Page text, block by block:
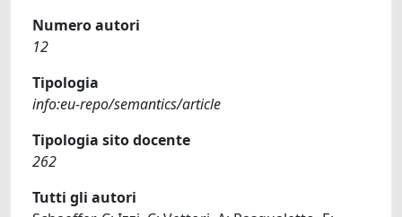
Numero autori
12
Tipologia
info:eu-repo/semantics/article
Tipologia sito docente
262
Tutti gli autori